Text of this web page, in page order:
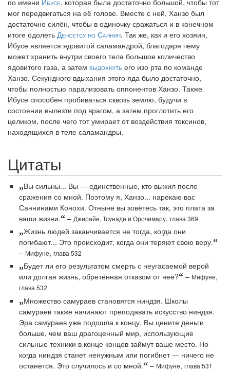
мог передвигаться на её голове. Вместе с ней, Ханзо был
достаточно силён, чтобы в одиночку сражаться и в конечном
итоге одолеть Денсетсу но Саннин. Так же, как и его хозяин,
Ибусе является ядовитой саламандрой, благодаря чему
может хранить внутри своего тела большое количество
ядовитого газа, а затем выдохнуть его изо рта по команде
Ханзо. Секундного вдыхания этого яда было достаточно,
чтобы полностью парализовать оппонентов Ханзо. Также
Ибусе способен пробиваться сквозь землю, будучи в
состоянии вылезти под врагом, а затем проглотить его
целиком, после чего тот умирает от воздействия токсинов,
находящихся в теле саламандры.
Цитаты
„Вы сильны... Вы — единственные, кто выжил после
сражения со мной. Поэтому я, Ханзо... нарекаю вас
Саннинами Конохи. Отныне вы зовётесь так, это плата за
ваши жизни.“ –Джирайе, Тсунаде и Орочимару,глава 369
„Жизнь людей заканчивается не тогда, когда они
погибают... Это происходит, когда они теряют свою веру.“
– Мифуне,глава 532
„Будет ли его результатом смерть с неугасаемой верой
или долгая жизнь, обретённая отказом от неё?“ – Мифуне,
глава 532
„Множество самураев становятся ниндзя. Школы
самураев также начинают преподавать искусство ниндзя.
Эра самураев уже подошла к концу. Вы цените деньги
больше, чем ваш драгоценный мир, использующие
сильные техники в конце концов займут ваше место. Но
когда ниндзя станет ненужным или погибнет — ничего не
останется. Это случилось и со мной.“ – Мифуне,глава 531